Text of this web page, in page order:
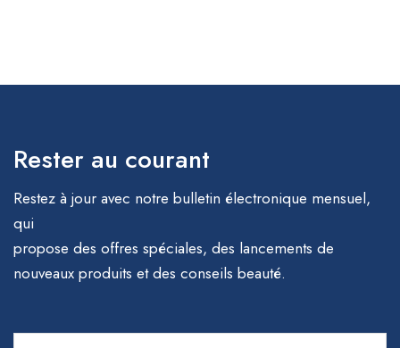
Rester au courant
Restez à jour avec notre bulletin électronique mensuel,
qui
propose des offres spéciales, des lancements de
nouveaux produits et des conseils beauté.